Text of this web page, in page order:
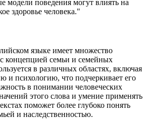
модели поведения могут влиять на
здоровье человека."
языке имеет множество
концепцией семьи и семейных
в различных областях, включая
и психологию, что подчеркивает его
в понимании человеческих
этого слова и умение применять
поможет более глубоко понять
и наследственностью.